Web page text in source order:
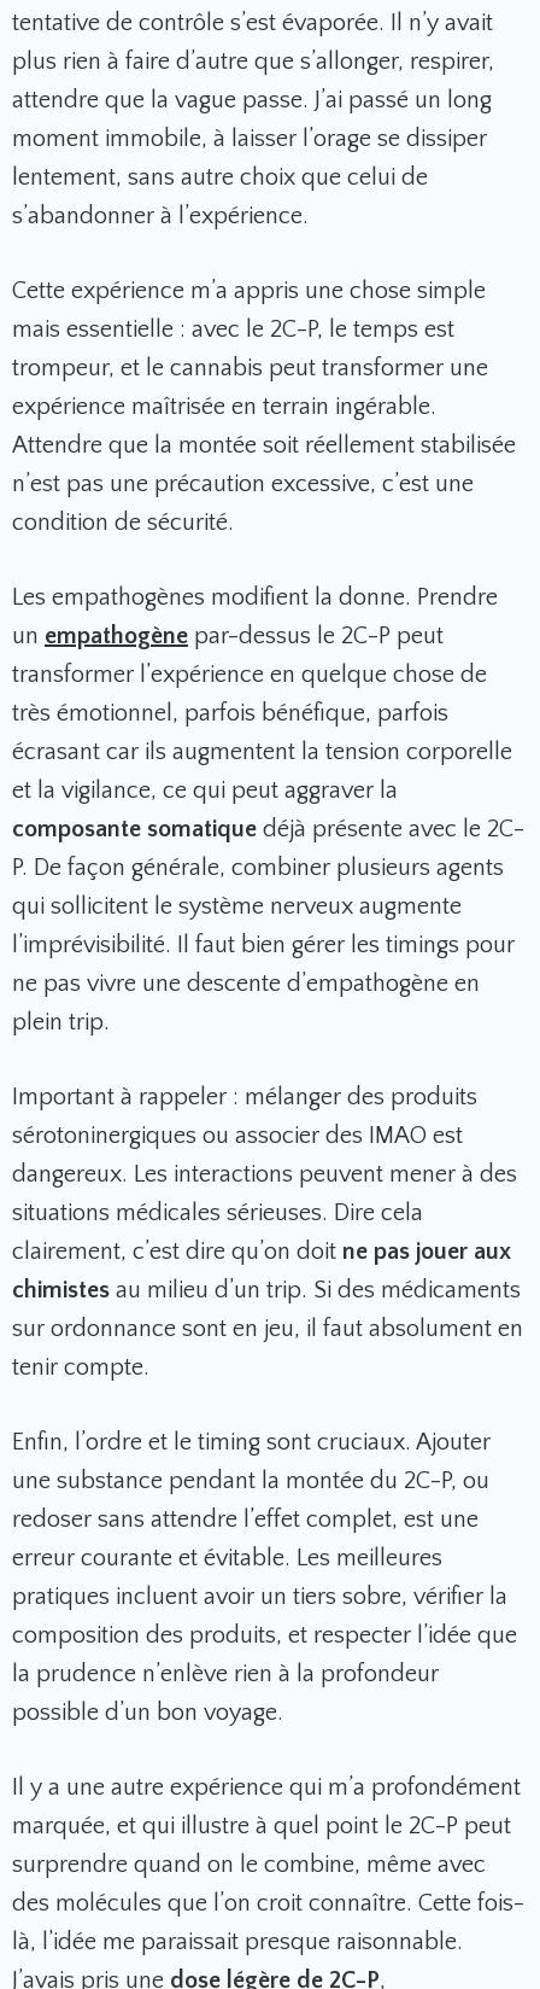
tentative de contrôle s’est évaporée. Il n’y avait
plus rien à faire d’autre que s’allonger, respirer,
attendre que la vague passe. J’ai passé un long
moment immobile, à laisser l’orage se dissiper
lentement, sans autre choix que celui de
s’abandonner à l’expérience.
Cette expérience m’a appris une chose simple
mais essentielle : avec le 2C-P, le temps est
trompeur, et le cannabis peut transformer une
expérience maîtrisée en terrain ingérable.
Attendre que la montée soit réellement stabilisée
n’est pas une précaution excessive, c’est une
condition de sécurité.
Les empathogènes modifient la donne. Prendre
un empathogène par-dessus le 2C-P peut
transformer l’expérience en quelque chose de
très émotionnel, parfois bénéfique, parfois
écrasant car ils augmentent la tension corporelle
et la vigilance, ce qui peut aggraver la
composante somatique déjà présente avec le 2C-
P. De façon générale, combiner plusieurs agents
qui sollicitent le système nerveux augmente
l’imprévisibilité. Il faut bien gérer les timings pour
ne pas vivre une descente d’empathogène en
plein trip.
Important à rappeler : mélanger des produits
sérotoninergiques ou associer des IMAO est
dangereux. Les interactions peuvent mener à des
situations médicales sérieuses. Dire cela
clairement, c’est dire qu’on doit ne pas jouer aux
chimistes au milieu d’un trip. Si des médicaments
sur ordonnance sont en jeu, il faut absolument en
tenir compte.
Enfin, l’ordre et le timing sont cruciaux. Ajouter
une substance pendant la montée du 2C-P, ou
redoser sans attendre l’effet complet, est une
erreur courante et évitable. Les meilleures
pratiques incluent avoir un tiers sobre, vérifier la
composition des produits, et respecter l’idée que
la prudence n’enlève rien à la profondeur
possible d’un bon voyage.
Il y a une autre expérience qui m’a profondément
marquée, et qui illustre à quel point le 2C-P peut
surprendre quand on le combine, même avec
des molécules que l’on croit connaître. Cette fois-
là, l’idée me paraissait presque raisonnable.
J’avais pris une dose légère de 2C-P,